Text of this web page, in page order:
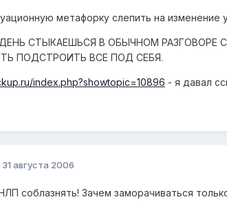
метафорку слепить на
СТЫКАЕШЬСЯ В ОБЫЧНОМ РАЗГОВОРЕ
ПОДСТРОИТЬ ВСЕ ПОД СЕБЯ.
index.php?showtopic=10896 - я давал
31 августа 2006
соблазнять! Зачем заморачиваться